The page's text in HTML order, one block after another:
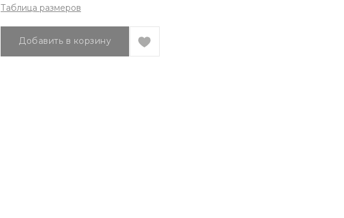
Таблица размеров
Добавить в корзину